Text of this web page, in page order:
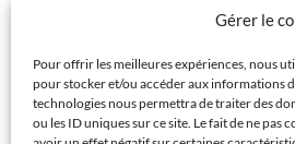
Gérer le
Pour offrir les meilleures expériences, nous
pour stocker et/ou accéder aux informations
technologies nous permettra de traiter des
ou les ID uniques sur ce site. Le fait de ne
Politique de confidentialité